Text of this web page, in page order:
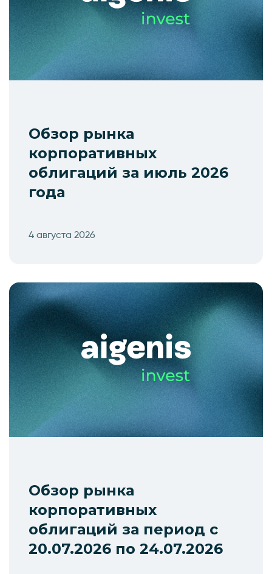
Обзор рынка
корпоративных
облигаций за июль 2026
года
4 августа 2026
Обзор рынка
корпоративных
облигаций за период с
20.07.2026 по 24.07.2026